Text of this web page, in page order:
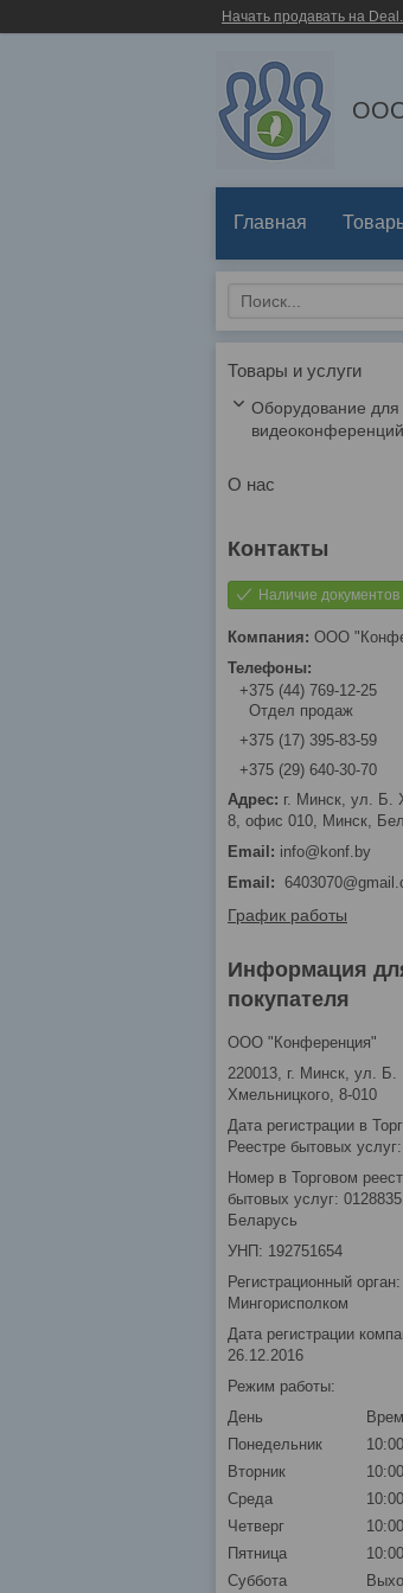
Начать продавать на
ООО
Главная
Товары и услуги
Оборудование для
видеоконференций
О нас
Наличие документов
ООО
+375 (44) 769-12-25
Отдел продаж
+375 (17) 395-83-59
+375 (29) 640-30-70
г. Минск, ул. Б.
8, офис 010, Минск,
info@konf.by
Email
График работы
Информация
покупателя
ООО "Конференция"
220013, г. Минск, ул. Б.
Хмельницкого, 8-010
Дата регистрации в
Реестре бытовых
Номер в Торговом
бытовых услуг:
Беларусь
УНП: 192751654
Регистрационный орган:
Мингорисполком
Дата регистрации
26.12.2016
Режим работы:
День
Понедельник
Вторник
Среда
Четверг
Пятница
Суббота